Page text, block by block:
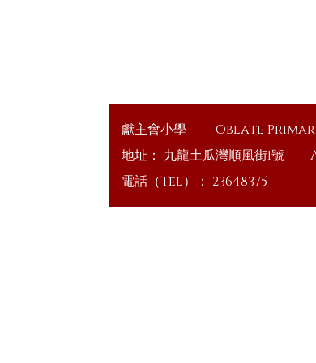
獻主會小學 Oblate
地址： 九龍土瓜灣順風街1號
電話（Tel）： 23648375